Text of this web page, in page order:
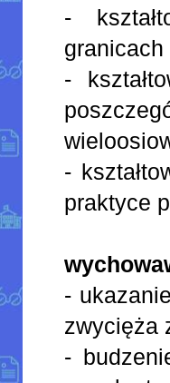
-
granicach
-
-
praktyce
-
zwycięża
-